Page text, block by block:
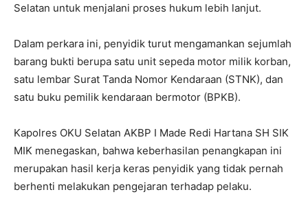
Selatan untuk menjalani proses hukum lebih lanjut.
Dalam perkara ini, penyidik turut mengamankan sejumlah
barang bukti berupa satu unit sepeda motor milik korban,
satu lembar Surat Tanda Nomor Kendaraan (STNK), dan
satu buku pemilik kendaraan bermotor (BPKB).
Kapolres OKU Selatan AKBP I Made Redi Hartana SH SIK
MIK menegaskan, bahwa keberhasilan penangkapan ini
merupakan hasil kerja keras penyidik yang tidak pernah
berhenti melakukan pengejaran terhadap pelaku.